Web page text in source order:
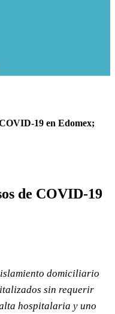
19 en Edomex;
de COVID-19
domiciliario
sin requerir
hospitalaria y uno